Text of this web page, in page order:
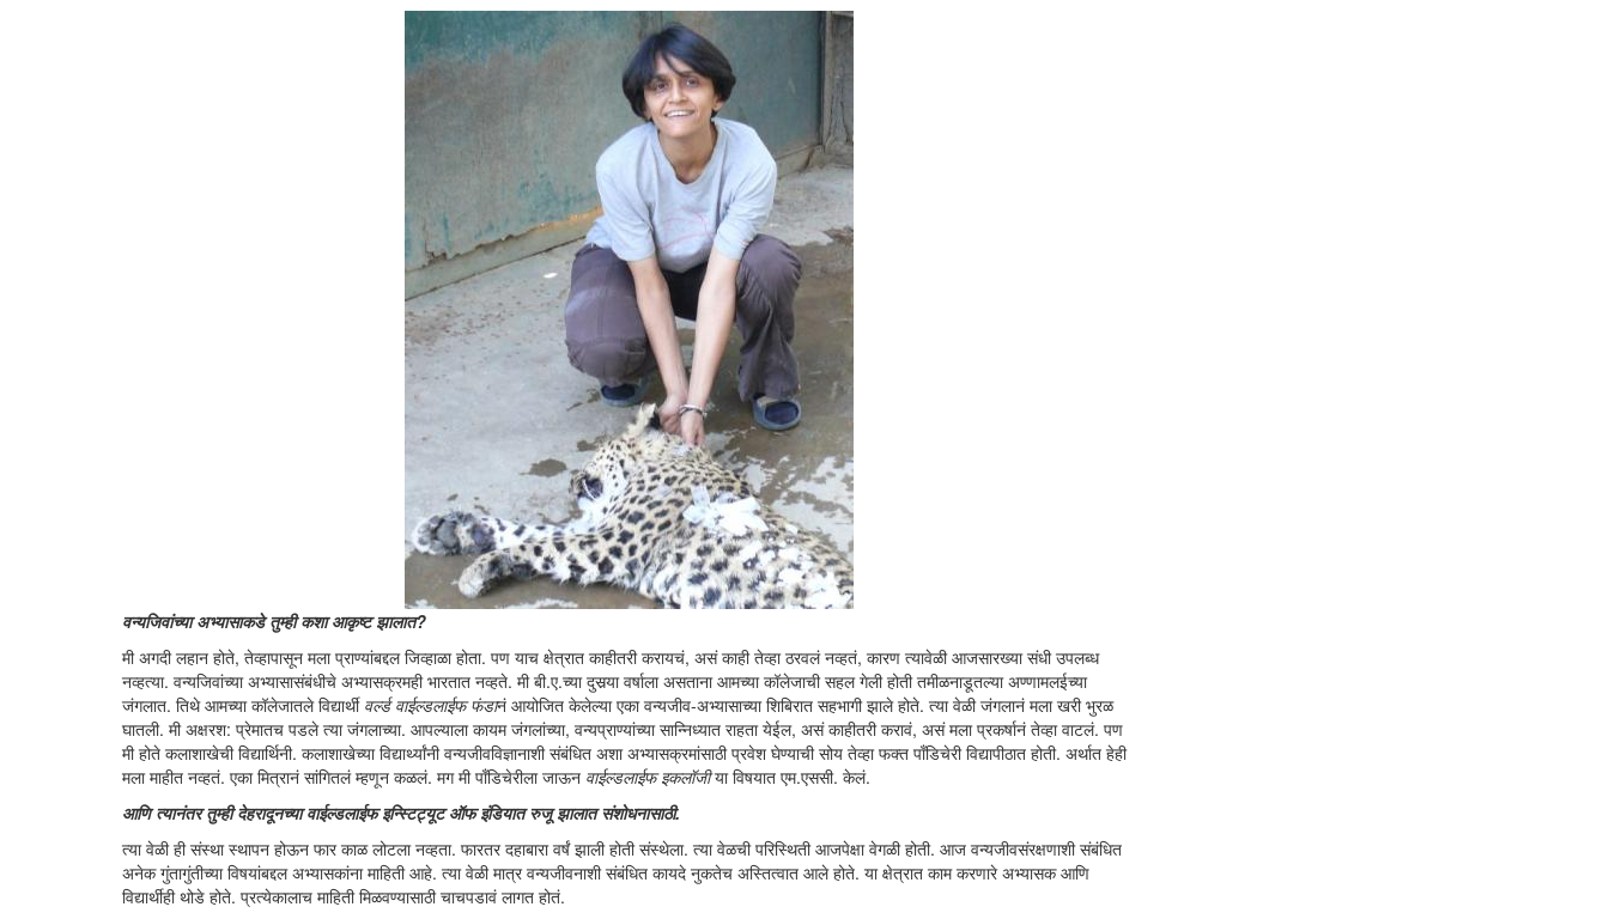
वन्यजिवांच्या अभ्यासाकडे तुम्ही कशा आकृष्ट झालात?
मी अगदी लहान होते, तेव्हापासून मला प्राण्यांबद्दल जिव्हाळा होता. पण याच क्षेत्रात काहीतरी करायचं, असं काही तेव्हा ठरवलं नव्हतं, कारण त्यावेळी आजसारख्या संधी उपलब्ध
नव्हत्या. वन्यजिवांच्या अभ्यासासंबंधीचे अभ्यासक्रमही भारतात नव्हते. मी बी.ए.च्या दुसर्‍या वर्षाला असताना आमच्या कॉलेजाची सहल गेली होती तमीळनाडूतल्या अण्णामलईच्या
जंगलात. तिथे आमच्या कॉलेजातले विद्यार्थी वर्ल्ड वाईल्डलाईफ फंडानं आयोजित केलेल्या एका वन्यजीव-अभ्यासाच्या शिबिरात सहभागी झाले होते. त्या वेळी जंगलानं मला खरी भुरळ
घातली. मी अक्षरश: प्रेमातच पडले त्या जंगलाच्या. आपल्याला कायम जंगलांच्या, वन्यप्राण्यांच्या सान्निध्यात राहता येईल, असं काहीतरी करावं, असं मला प्रकर्षानं तेव्हा वाटलं. पण
मी होते कलाशाखेची विद्यार्थिनी. कलाशाखेच्या विद्यार्थ्यांनी वन्यजीवविज्ञानाशी संबंधित अशा अभ्यासक्रमांसाठी प्रवेश घेण्याची सोय तेव्हा फक्त पाँडिचेरी विद्यापीठात होती. अर्थात हेही
मला माहीत नव्हतं. एका मित्रानं सांगितलं म्हणून कळलं. मग मी पाँडिचेरीला जाऊन वाईल्डलाईफ इकलॉजीया विषयात एम.एससी. केलं.
आणि त्यानंतर तुम्ही देहरादूनच्या वाईल्डलाईफ इन्स्टिट्यूट ऑफ इंडियात रुजू झालात संशोधनासाठी.
त्या वेळी ही संस्था स्थापन होऊन फार काळ लोटला नव्हता. फारतर दहाबारा वर्षं झाली होती संस्थेला. त्या वेळची परिस्थिती आजपेक्षा वेगळी होती. आज वन्यजीवसंरक्षणाशी संबंधित
अनेक गुंतागुंतीच्या विषयांबद्दल अभ्यासकांना माहिती आहे. त्या वेळी मात्र वन्यजीवनाशी संबंधित कायदे नुकतेच अस्तित्वात आले होते. या क्षेत्रात काम करणारे अभ्यासक आणि
विद्यार्थीही थोडे होते. प्रत्येकालाच माहिती मिळवण्यासाठी चाचपडावं लागत होतं.